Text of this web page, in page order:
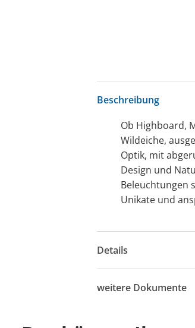
Beschreibung
Ob Highboard,
Wildeiche,
Optik, mit
Design und
Beleuchtungen
Unikate und
Details
weitere Dokumente